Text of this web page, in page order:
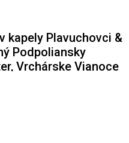
kapely Plavuchovci &
Podpoliansky
Vrchárske Vianoce